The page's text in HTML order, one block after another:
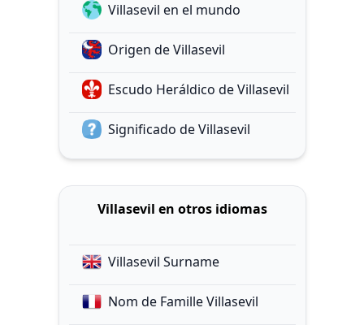
Villasevil en el mundo
Origen de Villasevil
Escudo Heráldico de Villasevil
Significado de Villasevil
Villasevil en otros idiomas
Villasevil Surname
Nom de Famille Villasevil